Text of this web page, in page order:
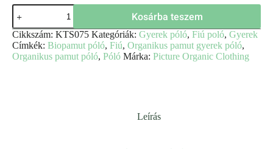
Kosárba teszem
Cikkszám: KTS075 Kategóriák: Gyerek póló, Fiú poló, Gyerek
Címkék: Biopamut póló, Fiú, Organikus pamut gyerek póló,
Organikus pamut póló, Póló Márka: Picture Organic Clothing
Leírás